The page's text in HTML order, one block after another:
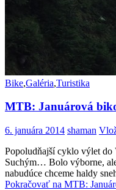
Bike,Galéria,Turistika
MTB: Januárová
6. januára 2014 shaman
Popoludňajší cyklo výlet do
Suchým… Bolo výborne,
nabudúce chceme haldy
Pokračovať na MTB: